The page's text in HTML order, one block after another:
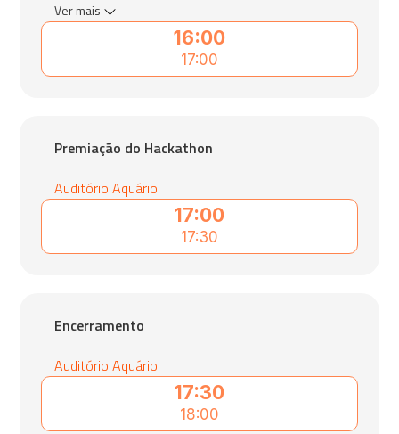
16:00
17:00
Ver mais
17:00
17:30
Premiação do Hackathon
Auditório Aquário
17:30
18:00
Encerramento
Auditório Aquário